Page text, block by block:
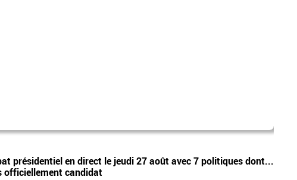
présidentiel en direct le jeudi 27 août avec 7 politiques dont...
officiellement candidat